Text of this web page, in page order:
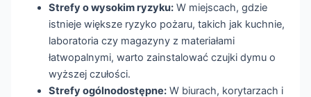
Strefy o wysokim ryzyku: W miejscach, gdzie
istnieje większe ryzyko pożaru, takich jak kuchnie,
laboratoria czy magazyny z materiałami
łatwopalnymi, warto zainstalować czujki dymu o
wyższej czułości.
Strefy ogólnodostępne: W biurach, korytarzach i